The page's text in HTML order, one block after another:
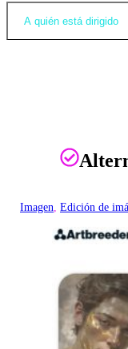
A quién está dirigido
Imagen, Edición de